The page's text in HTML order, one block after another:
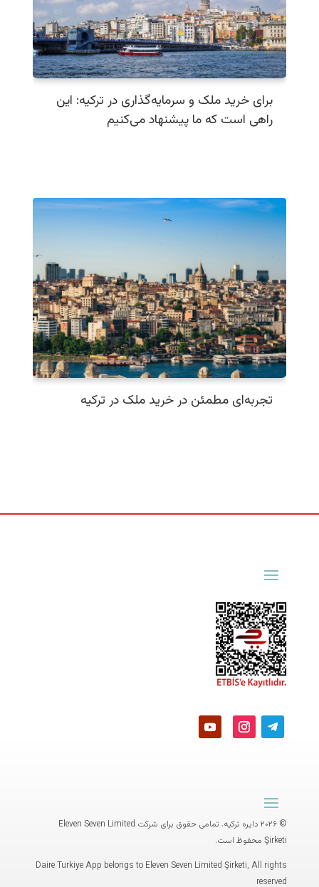
برای خرید ملک و سرمایه‌گذاری در ترکیه: این
راهی است که ما پیشنهاد می‌کنیم
تجربه‌ای مطمئن در خرید ملک در ترکیه
© ۲۰۲۶ دایره ترکیه. تمامی حقوق برای شرکت
Eleven Seven Limited
Şirketi محفوظ است.
Daire Turkiye App belongs to Eleven Seven Limited Şirketi, All rights
reserved